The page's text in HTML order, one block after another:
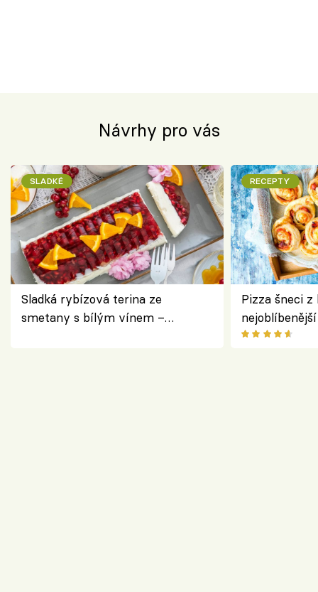
Návrhy pro vás
SLADKÉ
Sladká rybízová terina ze
smetany s bílým vínem –
RECEPTY
Pizza šneci